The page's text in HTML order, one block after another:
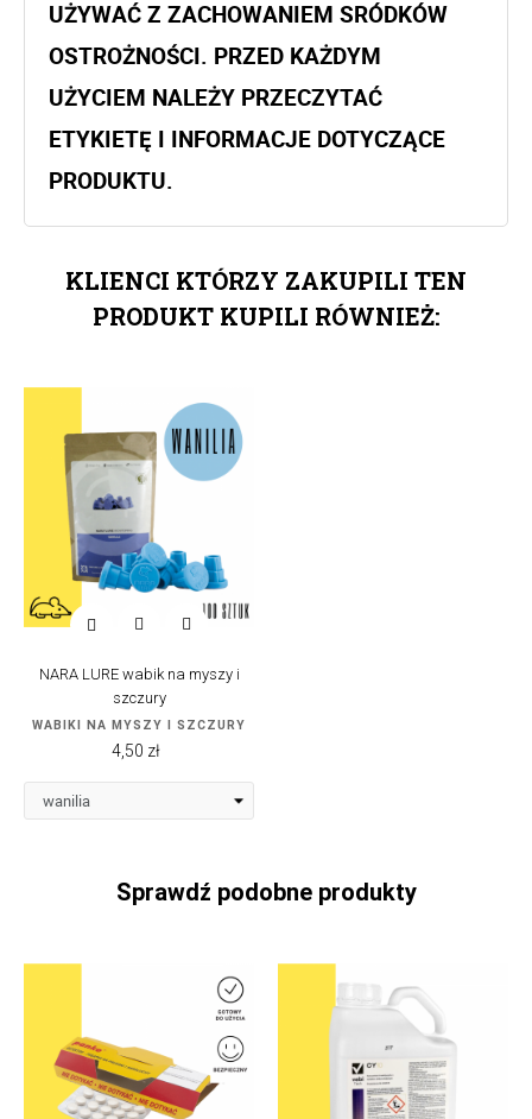
UŻYWAĆ Z ZACHOWANIEM SRÓDKÓW
OSTROŻNOŚCI. PRZED KAŻDYM
UŻYCIEM NALEŻY PRZECZYTAĆ
ETYKIETĘ I INFORMACJE DOTYCZĄCE
PRODUKTU.
KLIENCI KTÓRZY ZAKUPILI TEN
PRODUKT KUPILI RÓWNIEŻ:

NARA LURE wabik na myszy i
szczury
WABIKI NA MYSZY I SZCZURY
Cena
4,50 zł
Sprawdź podobne produkty